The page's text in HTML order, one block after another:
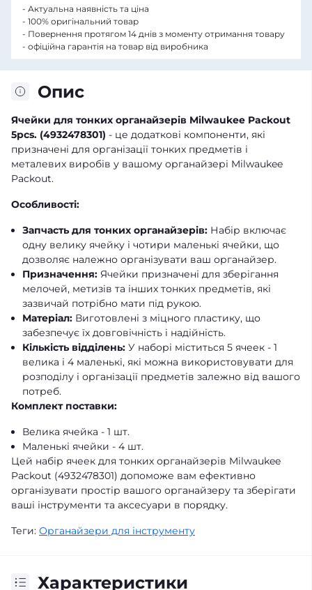
Опис
Ячейки для тонких органайзерів Milwaukee Packout
5pcs. (4932478301) - це додаткові компоненти, які
призначені для організації тонких предметів і
металевих виробів у вашому органайзері Milwaukee
Packout.
Особливості:
Запчасть для тонких органайзерів: Набір включає
одну велику ячейку і чотири маленькі ячейки, що
дозволяє належно організувати ваш органайзер.
Призначення: Ячейки призначені для зберігання
мелочей, метизів та інших тонких предметів, які
зазвичай потрібно мати під рукою.
Матеріал: Виготовлені з міцного пластику, що
забезпечує їх довговічність і надійність.
Кількість відділень: У наборі міститься 5 ячеек - 1
велика і 4 маленькі, які можна використовувати для
розподілу і організації предметів залежно від вашого
потреб.
Комплект поставки:
Велика ячейка - 1 шт.
Маленькі ячейки - 4 шт.
Цей набір ячеек для тонких органайзерів Milwaukee
Packout (4932478301) допоможе вам ефективно
організувати простір вашого органайзеру та зберігати
ваші інструменти та аксесуари в порядку.
Теги: Органайзери для інструменту
Характеристики
- Актуальна наявність та ціна
- 100% оригінальний товар
- Повернення протягом 14 днів з моменту отримання товару
- офіційна гарантія на товар від виробника